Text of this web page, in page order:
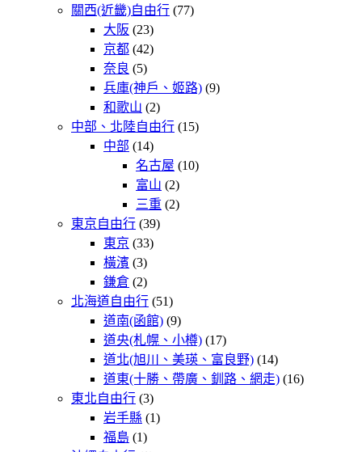
關西(近畿)自由行 (77)
大阪 (23)
京都 (42)
奈良 (5)
兵庫(神戶、姬路) (9)
和歌山 (2)
中部、北陸自由行 (15)
中部 (14)
名古屋 (10)
富山 (2)
三重 (2)
東京自由行 (39)
東京 (33)
橫濱 (3)
鎌倉 (2)
北海道自由行 (51)
道南(函館) (9)
道央(札幌、小樽) (17)
道北(旭川、美瑛、富良野) (14)
道東(十勝、帶廣、釧路、網走) (16)
東北自由行 (3)
岩手縣 (1)
福島 (1)